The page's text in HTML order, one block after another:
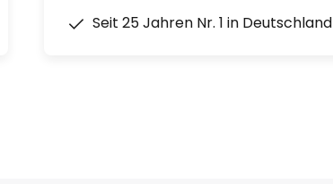
Seit 25 Jahren Nr. 1 in Deutschland